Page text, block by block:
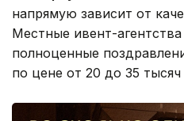
напрямую зависит от
Местные ивент-
полноценные
по цене от 20 до 35 тысяч